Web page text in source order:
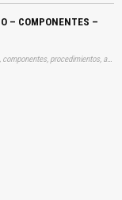
– COMPONENTES –
Tags: manual, manuales, manualitos, inmovilizadores, funcionamiento, componentes, procedimientos, aprender, descargas